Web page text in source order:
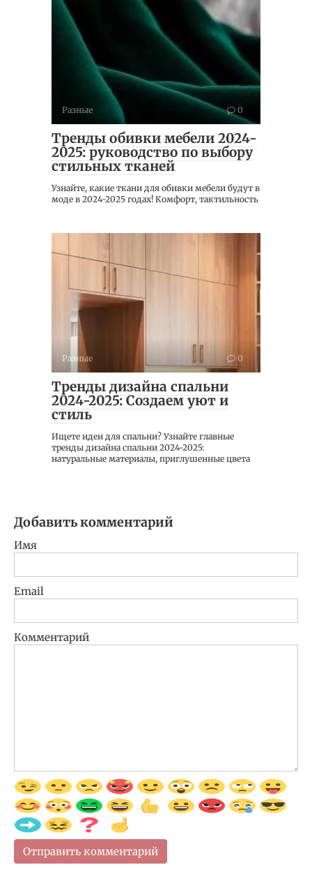
Разные 0
Тренды обивки мебели 2024-
2025: руководство по выбору
стильных тканей
Узнайте, какие ткани для обивки мебели будут в
моде в 2024-2025 годах! Комфорт, тактильность
Разные 0
Тренды дизайна спальни
2024-2025: Создаем уют и
стиль
Ищете идеи для спальни? Узнайте главные
тренды дизайна спальни 2024-2025:
натуральные материалы, приглушенные цвета
Добавить комментарий
Имя
Email
Комментарий